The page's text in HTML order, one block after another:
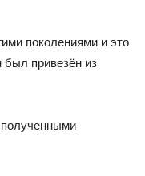
поколениями и это
был привезён из
полученными